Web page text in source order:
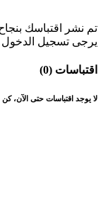
تم نشر اقتباسك
يرجى تسجيل
اقتباسات (0)
لا يوجد اقتباسات حتى الآن،